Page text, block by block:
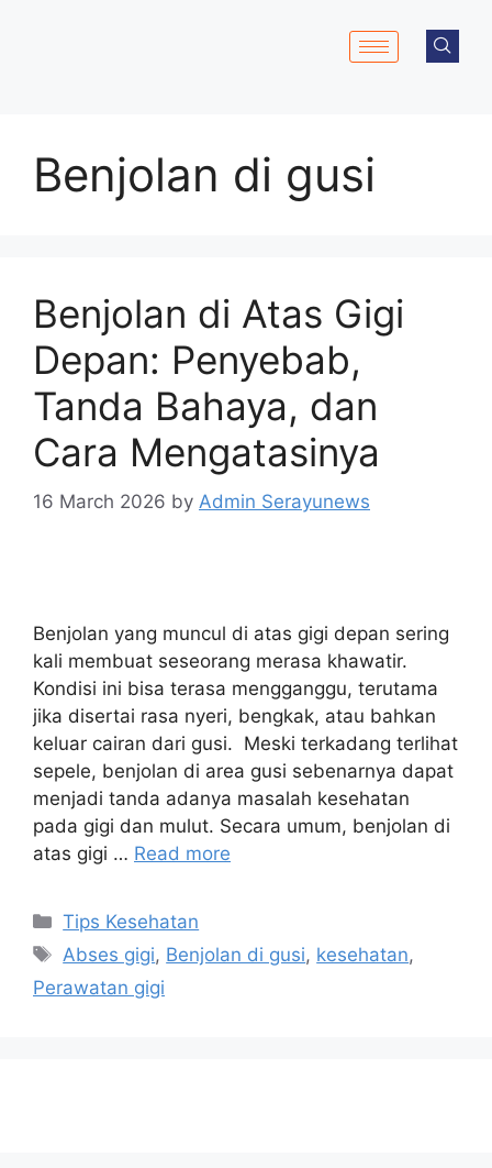
Benjolan di gusi
Benjolan di Atas Gigi
Depan: Penyebab,
Tanda Bahaya, dan
Cara Mengatasinya
16 March 2026 by Admin Serayunews
Benjolan yang muncul di atas gigi depan sering
kali membuat seseorang merasa khawatir.
Kondisi ini bisa terasa mengganggu, terutama
jika disertai rasa nyeri, bengkak, atau bahkan
keluar cairan dari gusi. Meski terkadang terlihat
sepele, benjolan di area gusi sebenarnya dapat
menjadi tanda adanya masalah kesehatan
pada gigi dan mulut. Secara umum, benjolan di
atas gigi … Read more
Tips Kesehatan
Abses gigi, Benjolan di gusi, kesehatan,
Perawatan gigi